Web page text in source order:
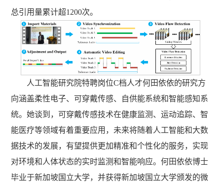
总引用量累计超1200次。
人工智能研究院特聘岗位C档人才何田依依的研究方
向涵盖柔性电子、可穿戴传感、自供能系统和智能感知系
统。她谈到，可穿戴传感技术在健康监测、运动追踪、智
能医疗等领域有着重要应用，未来将随着人工智能和大数
据技术的发展，有望提供更加精准和个性化的服务，实现
对环境和人体状态的实时监测和智能响应。何田依依博士
毕业于新加坡国立大学，并获得新加坡国立大学颁发的微